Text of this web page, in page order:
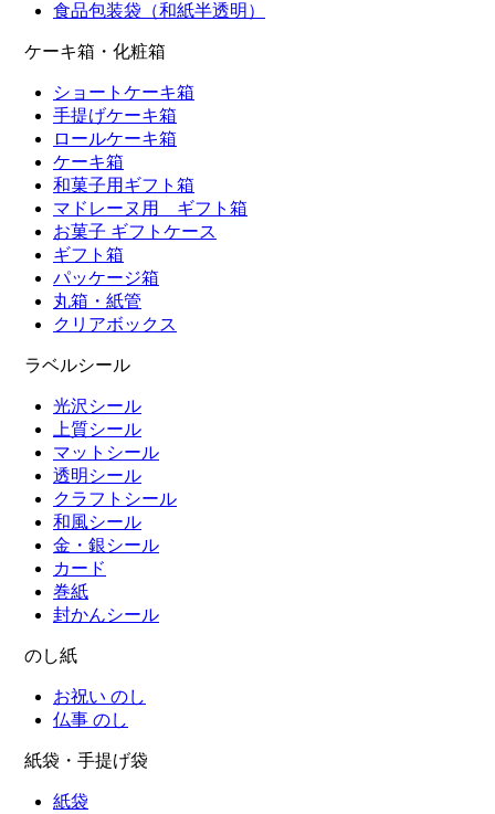
食品包装袋（和紙半透明）
ケーキ箱・化粧箱
ショートケーキ箱
手提げケーキ箱
ロールケーキ箱
ケーキ箱
和菓子用ギフト箱
マドレーヌ用 ギフト箱
お菓子 ギフトケース
ギフト箱
パッケージ箱
丸箱・紙管
クリアボックス
ラベルシール
光沢シール
上質シール
マットシール
透明シール
クラフトシール
和風シール
金・銀シール
カード
巻紙
封かんシール
のし紙
お祝い のし
仏事 のし
紙袋・手提げ袋
紙袋